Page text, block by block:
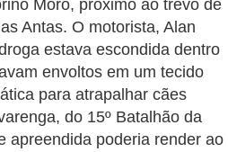
Moro, próximo ao trevo de
Antas. O motorista, Alan
estava escondida dentro
envoltos em um tecido
para atrapalhar cães
do 15º Batalhão da
apreendida poderia render ao